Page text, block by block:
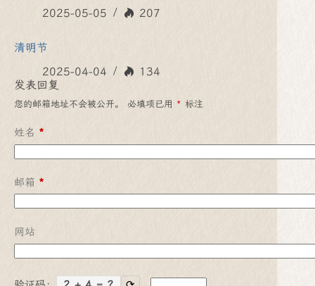
2025-05-05
207
清明节
2025-04-04
134
发表回复
您的邮箱地址不会被公开。 必填项已用 * 标注
姓名 *
邮箱 *
网站